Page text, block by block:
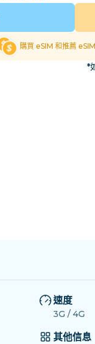
有目的地
購買 eSIM 和推薦
*
速度
3G / 4G
其他信息